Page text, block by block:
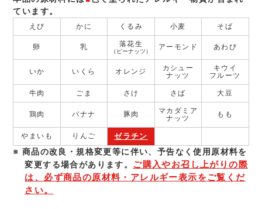
ています。
えび かに くるみ 小麦 そば
卵 乳 落花生
（ピーナッツ） アーモンド あわび
いか いくら オレンジ
カシュー
ナッツ
キウイ
フルーツ
牛肉 ごま さけ さば 大豆
鶏肉 バナナ 豚肉
マカダミア
ナッツ
もも
やまいも りんご ゼラチン
商品の改良・規格変更等に伴い、予告なく使⽤原材料を
変更する場合があります。 ご購入やお召し上がりの際
は、必ず商品の原材料・アレルギー表示をご覧くだ
さい。